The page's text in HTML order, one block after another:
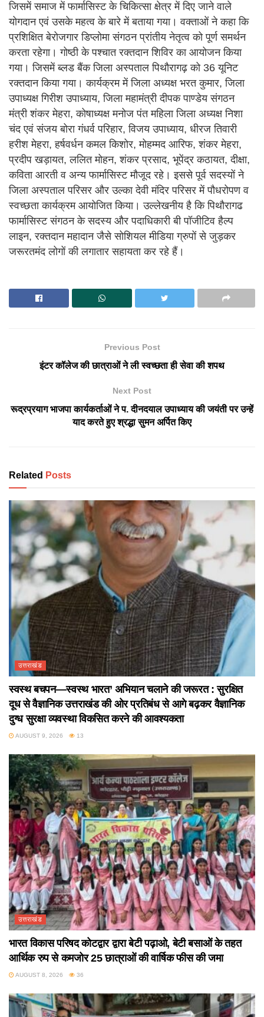
जिसमें समाज में फार्मासिस्ट के चिकित्सा क्षेत्र में दिए जाने वाले
योगदान एवं उसके महत्व के बारे में बताया गया। वक्ताओं ने कहा कि
प्रशिक्षित बेरोजगार डिप्लोमा संगठन प्रांतीय नेतृत्व को पूर्ण समर्थन
करता रहेगा। गोष्ठी के पश्चात रक्तदान शिविर का आयोजन किया
गया। जिसमें ब्लड बैंक जिला अस्पताल पिथौरागढ़ को 36 यूनिट
रक्तदान किया गया। कार्यक्रम में जिला अध्यक्ष भरत कुमार, जिला
उपाध्यक्ष गिरीश उपाध्याय, जिला महामंत्री दीपक पाण्डेय संगठन
मंत्री शंकर मेहरा, कोषाध्यक्ष मनोज पंत महिला जिला अध्यक्ष निशा
चंद एवं संजय बोरा गंधर्व परिहार, विजय उपाध्याय, धीरज तिवारी
हरीश मेहरा, हर्षवर्धन कमल किशोर, मोहम्मद आरिफ, शंकर मेहरा,
प्रदीप खड़ायत, ललित मोहन, शंकर प्रसाद, भूपेंद्र कठायत, दीक्षा,
कविता आरती व अन्य फार्मासिस्ट मौजूद रहे। इससे पूर्व सदस्यों ने
जिला अस्पताल परिसर और उल्का देवी मंदिर परिसर में पौधरोपण व
स्वच्छता कार्यक्रम आयोजित किया। उल्लेखनीय है कि पिथौरागढ
फार्मासिस्ट संगठन के सदस्य और पदाधिकारी बी पॉजीटिव हैल्प
लाइन, रक्तदान महादान जैसे सोशियल मीडिया ग्रुपों से जुड़कर
जरूरतमंद लोगों की लगातार सहायता कर रहे हैं।
Previous Post
इंटर कॉलेज की छात्राओं ने ली स्वच्छता ही सेवा की शपथ
Next Post
रूद्रप्रयाग भाजपा कार्यकर्ताओं ने प. दीनदयाल उपाध्याय की जयंती पर उन्हें
याद करते हुए श्रद्धा सुमन अर्पित किए
Related Posts
उत्तराखंड
स्वस्थ बचपन—स्वस्थ भारत’ अभियान चलाने की जरूरत : सुरक्षित
दूध से वैज्ञानिक उत्तराखंड की ओर प्रतिबंध से आगे बढ़कर वैज्ञानिक
दुग्ध सुरक्षा व्यवस्था विकसित करने की आवश्यकता
AUGUST 9, 2026 13
उत्तराखंड
भारत विकास परिषद कोटद्वार द्वारा बेटी पढ़ाओ, बेटी बसाओं के तहत
आर्थिक रुप से कमजोर 25 छात्राओं की वार्षिक फीस की जमा
AUGUST 8, 2026 36